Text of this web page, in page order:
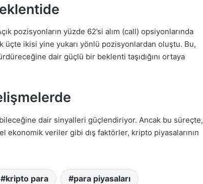
pozisyonların yüzde 62’si alım (call) opsiyonlarında
üçte ikisi yine yukarı yönlü pozisyonlardan oluştu. Bu,
dair güçlü bir beklenti taşıdığını ortaya
dair sinyalleri güçlendiriyor. Ancak bu süreçte,
ekonomik veriler gibi dış faktörler, kripto piyasalarının
kripto para para piyasaları